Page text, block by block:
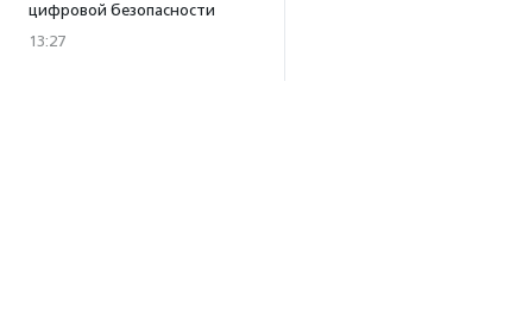
цифровой безопасности
13:27